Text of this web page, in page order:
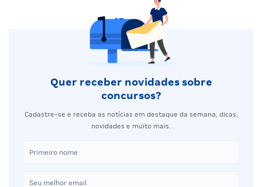
Quer receber novidades sobre
concursos?
Cadastre-se e receba as notícias em destaque da semana, dicas,
novidades e muito mais.